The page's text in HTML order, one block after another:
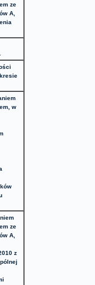
ze
A,
w
ze
A,
z